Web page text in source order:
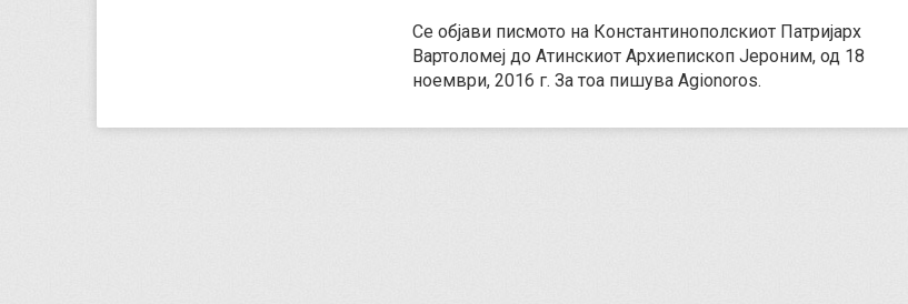
Се објави писмото на Константинополскиот Патријарх
Вартоломеј до Атинскиот Архиепископ Јероним, од 18
ноември, 2016 г. За тоа пишува Аgionoros.